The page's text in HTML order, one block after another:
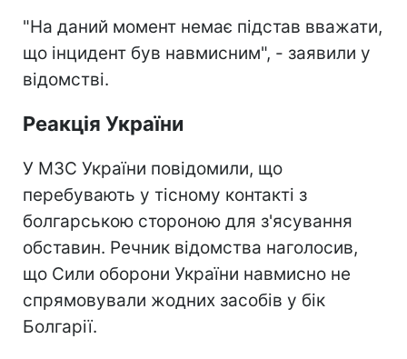
"На даний момент немає підстав вважати,
що інцидент був навмисним", - заявили у
відомстві.
Реакція України
У МЗС України повідомили, що
перебувають у тісному контакті з
болгарською стороною для з'ясування
обставин. Речник відомства наголосив,
що Сили оборони України навмисно не
спрямовували жодних засобів у бік
Болгарії.